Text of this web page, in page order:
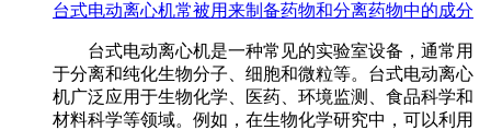
台式电动离心机常被用来制备药物和分离药物中的成分
台式电动离心机是一种常见的实验室设备，通常用
于分离和纯化生物分子、细胞和微粒等。台式电动离心
机广泛应用于生物化学、医药、环境监测、食品科学和
材料科学等领域。例如，在生物化学研究中，可以利用